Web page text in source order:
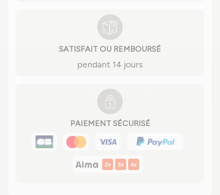
SATISFAIT OU REMBOURSÉ
pendant 14 jours
PAIEMENT SÉCURISÉ